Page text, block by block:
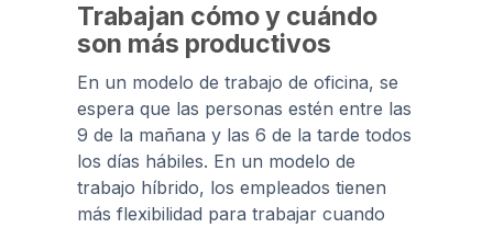
Trabajan cómo y cuándo
son más productivos
En un modelo de trabajo de oficina, se
espera que las personas estén entre las
9 de la mañana y las 6 de la tarde todos
los días hábiles. En un modelo de
trabajo híbrido, los empleados tienen
más flexibilidad para trabajar cuando